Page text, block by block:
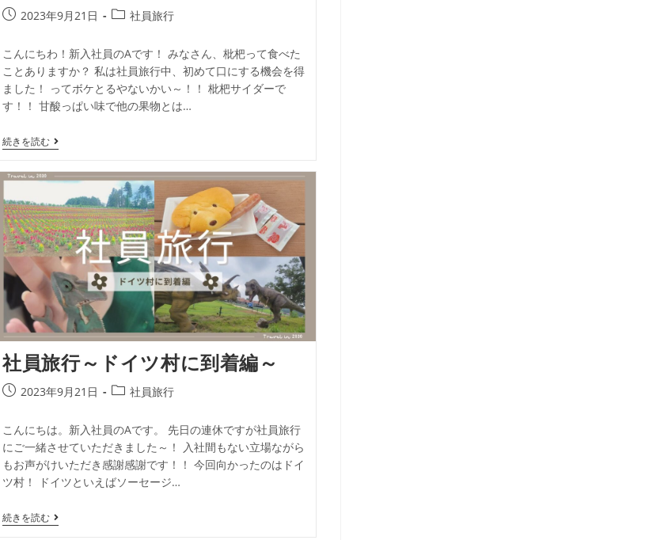
2023年9月21日 社員旅行
こんにちわ！新入社員のAです！ みなさん、枇杷って食べた
ことありますか？ 私は社員旅行中、初めて口にする機会を得
ました！ ってボケとるやないかい～！！ 枇杷サイダーで
す！！ 甘酸っぱい味で他の果物とは…
続きを読む
社員旅行～ドイツ村に到着編～
2023年9月21日 社員旅行
こんにちは。新入社員のAです。 先日の連休ですが社員旅行
にご一緒させていただきました～！ 入社間もない立場ながら
もお声がけいただき感謝感謝です！！ 今回向かったのはドイ
ツ村！ ドイツといえばソーセージ…
続きを読む